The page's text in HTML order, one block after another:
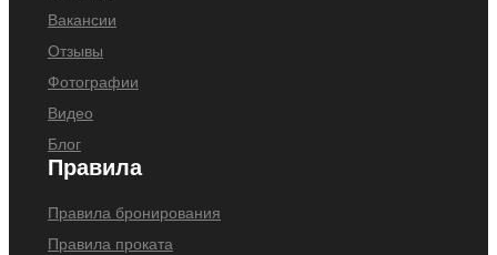
Вакансии
Отзывы
Фотографии
Видео
Блог
Правила
Правила бронирования
Правила проката